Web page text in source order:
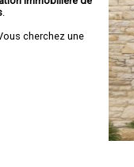
cherchez une